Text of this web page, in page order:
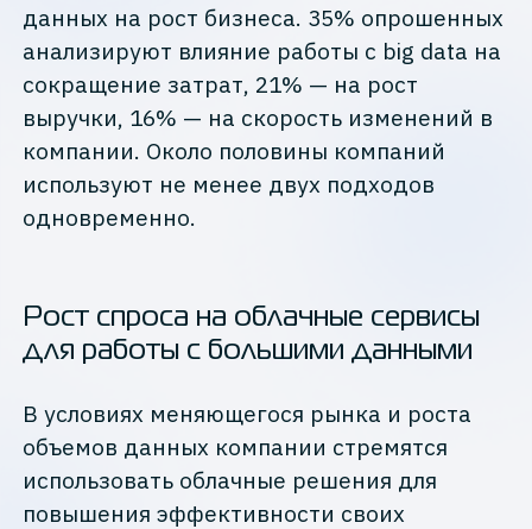
данных на рост бизнеса. 35% опрошенных
анализируют влияние работы с big data на
сокращение затрат, 21% — на рост
выручки, 16% — на скорость изменений в
компании. Около половины компаний
используют не менее двух подходов
одновременно.
Рост спроса на облачные сервисы
для работы с большими данными
В условиях меняющегося рынка и роста
объемов данных компании стремятся
использовать облачные решения для
повышения эффективности своих